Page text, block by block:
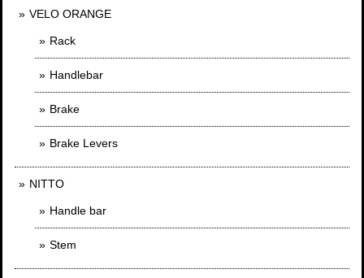
VELO ORANGE
Rack
Handlebar
Brake
Brake Levers
NITTO
Handle bar
Stem